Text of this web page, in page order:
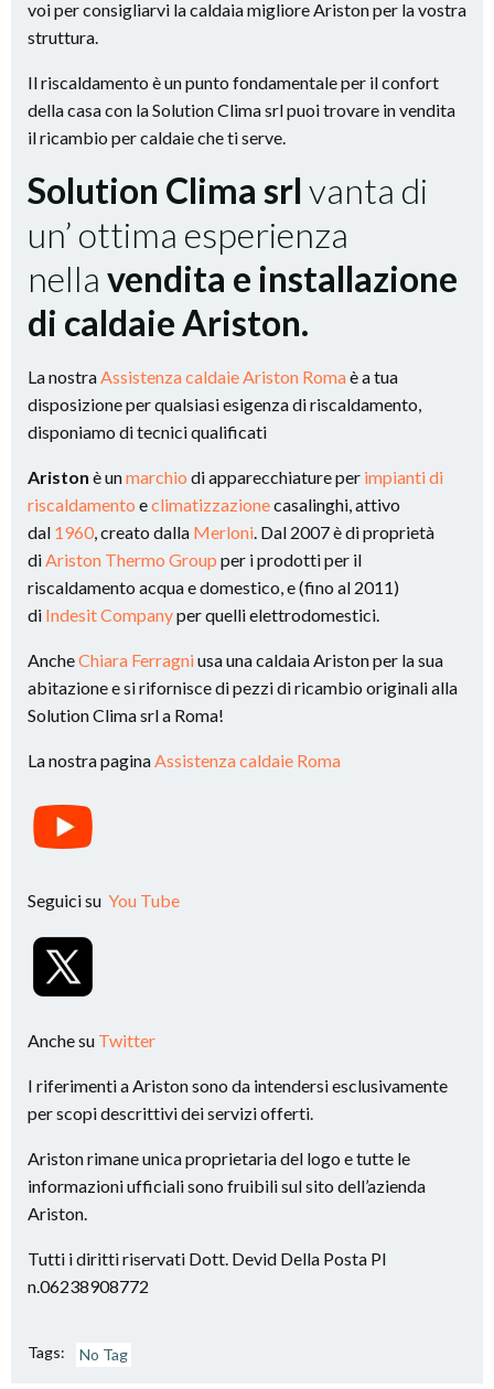
voi per consigliarvi la caldaia migliore Ariston per la vostra
struttura.
Il riscaldamento è un punto fondamentale per il confort
della casa con la Solution Clima srl puoi trovare in vendita
il ricambio per caldaie che ti serve.
Solution Clima srl vanta di
un’ ottima esperienza
nella vendita e installazione
di caldaie Ariston.
La nostra Assistenza caldaie Ariston Romaè a tua
disposizione per qualsiasi esigenza di riscaldamento,
disponiamo di tecnici qualificati
Ariston è unmarchio di apparecchiature per impianti di
riscaldamento eclimatizzazionecasalinghi, attivo
dal 1960 , creato dalla Merloni . Dal 2007 è di proprietà
di Ariston Thermo Group per i prodotti per il
riscaldamento acqua e domestico, e (fino al 2011)
di Indesit Companyper quelli elettrodomestici.
AncheChiara Ferragniusa una caldaia Ariston per la sua
abitazione e si rifornisce di pezzi di ricambio originali alla
Solution Clima srl a Roma!
La nostra pagina Assistenza caldaie Roma
Seguici su You Tube
Anche su Twitter
I riferimenti a Ariston sono da intendersi esclusivamente
per scopi descrittivi dei servizi offerti.
Ariston rimane unica proprietaria del logo e tutte le
informazioni ufficiali sono fruibili sul sito dell’azienda
Ariston.
Tutti i diritti riservati Dott. Devid Della Posta PI
n.06238908772
Tags: No Tag